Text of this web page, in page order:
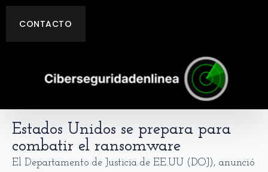
CONTACTO
Estados Unidos se prepara para
combatir el ransomware
El Departamento de Justicia de EE.UU (DOJ), anunció